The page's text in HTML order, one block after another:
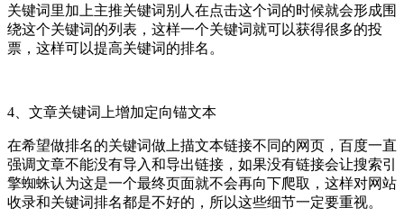
关键词里加上主推关键词别人在点击这个词的时候就会形成围
绕这个关键词的列表，这样一个关键词就可以获得很多的投
票，这样可以提高关键词的排名。
4、文章关键词上增加定向锚文本
在希望做排名的关键词做上描文本链接不同的网页，百度一直
强调文章不能没有导入和导出链接，如果没有链接会让搜索引
擎蜘蛛认为这是一个最终页面就不会再向下爬取，这样对网站
收录和关键词排名都是不好的，所以这些细节一定要重视。